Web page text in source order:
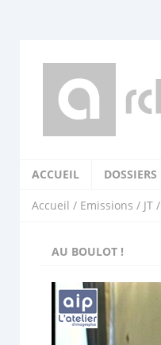
ACCUEIL DOSSIERS
Accueil / Emissions / JT /
AU BOULOT !